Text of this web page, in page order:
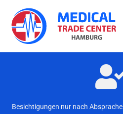
Inhalt
springen
Besichtigungen nur nach Absprache